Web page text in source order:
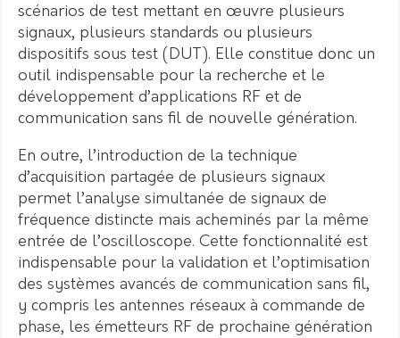
scénarios de test mettant en œuvre plusieurs
signaux, plusieurs standards ou plusieurs
dispositifs sous test (DUT). Elle constitue donc un
outil indispensable pour la recherche et le
développement d’applications RF et de
communication sans fil de nouvelle génération.
En outre, l’introduction de la technique
d’acquisition partagée de plusieurs signaux
permet l’analyse simultanée de signaux de
fréquence distincte mais acheminés par la même
entrée de l’oscilloscope. Cette fonctionnalité est
indispensable pour la validation et l’optimisation
des systèmes avancés de communication sans fil,
y compris les antennes réseaux à commande de
phase, les émetteurs RF de prochaine génération